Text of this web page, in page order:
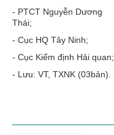
- PTCT Nguyễn Dương
Thái;
- Cục HQ Tây Ninh;
- Cục Kiểm định Hải quan;
- Lưu: VT, TXNK (03bản).